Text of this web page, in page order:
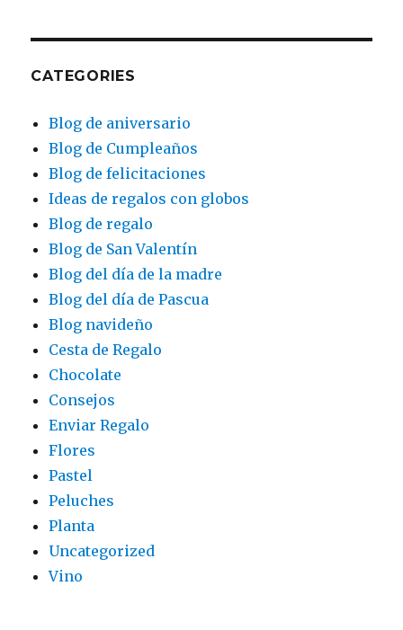
CATEGORIES
Blog de aniversario
Blog de Cumpleaños
Blog de felicitaciones
Ideas de regalos con globos
Blog de regalo
Blog de San Valentín
Blog del día de la madre
Blog del día de Pascua
Blog navideño
Cesta de Regalo
Chocolate
Consejos
Enviar Regalo
Flores
Pastel
Peluches
Planta
Uncategorized
Vino